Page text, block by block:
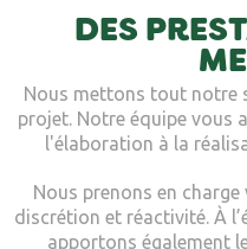
DES
Nous mettons tout notre
projet. Notre équipe vous
l'élaboration à la
Nous prenons en
discrétion et réactivité. À
apportons également